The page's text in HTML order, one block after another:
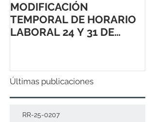
MODIFICACIÓN
TEMPORAL DE HORARIO
LABORAL 24 Y 31 DE
Últimas publicaciones
RR-25-0207